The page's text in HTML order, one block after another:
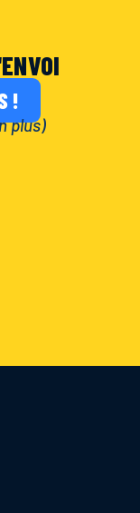
!
plus)